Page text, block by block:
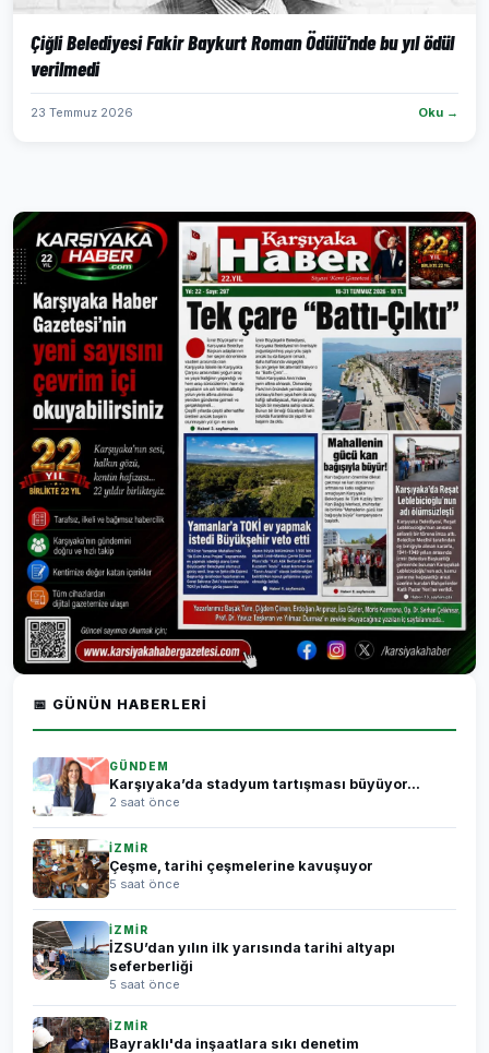
Çiğli Belediyesi Fakir Baykurt Roman Ödülü'nde bu yıl ödül
verilmedi
23 Temmuz 2026 Oku →
📅 GÜNÜN HABERLERI
GÜNDEM
Karşıyaka’da stadyum tartışması büyüyor...
2 saat önce
İZMİR
Çeşme, tarihi çeşmelerine kavuşuyor
5 saat önce
İZMİR
İZSU’dan yılın ilk yarısında tarihi altyapı
seferberliği
5 saat önce
İZMİR
Bayraklı'da inşaatlara sıkı denetim